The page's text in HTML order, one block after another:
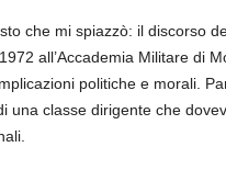
che mi spiazzò: il discorso
all’Accademia Militare di
politiche e morali.
una classe dirigente che